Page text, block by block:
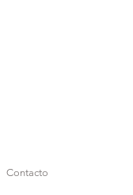
Contacto